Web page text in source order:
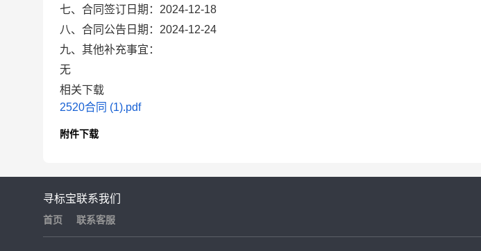
七、合同签订日期： 2024-12-18
八、合同公告日期： 2024-12-24
九、其他补充事宜：
无
相关下载
2520合同 (1).pdf
附件下载
寻标宝
首页
联系我们
联系客服